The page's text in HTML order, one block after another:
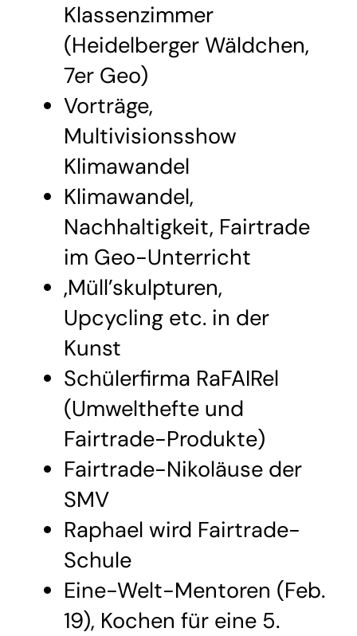
Klassenzimmer
(Heidelberger Wäldchen,
7er Geo)
Vorträge,
Multivisionsshow
Klimawandel
Klimawandel,
Nachhaltigkeit, Fairtrade
im Geo-Unterricht
‚Müll’skulpturen,
Upcycling etc. in der
Kunst
Schülerfirma RaFAIRel
(Umwelthefte und
Fairtrade-Produkte)
Fairtrade-Nikoläuse der
SMV
Raphael wird Fairtrade-
Schule
Eine-Welt-Mentoren (Feb.
19), Kochen für eine 5.